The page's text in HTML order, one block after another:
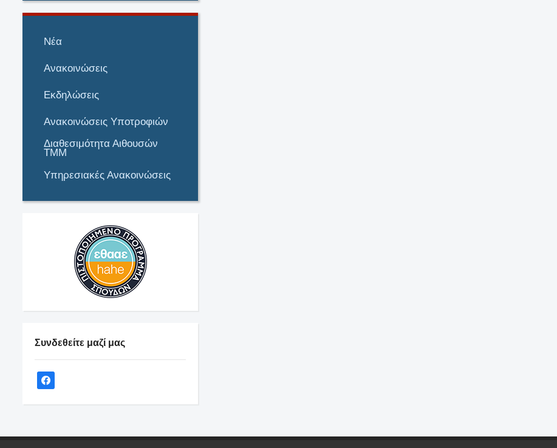
Νέα
Ανακοινώσεις
Εκδηλώσεις
Ανακοινώσεις Υποτροφιών
Διαθεσιμότητα Αιθουσών
ΤΜΜ
Υπηρεσιακές Ανακοινώσεις
Συνδεθείτε μαζί μας